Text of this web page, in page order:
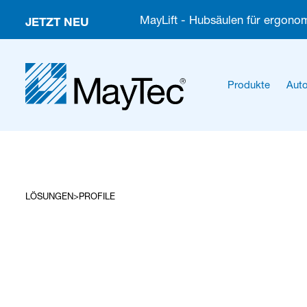
JETZT NEU MayLift - Hubsäulen für
Produkte
LÖSUNGEN PROFILE